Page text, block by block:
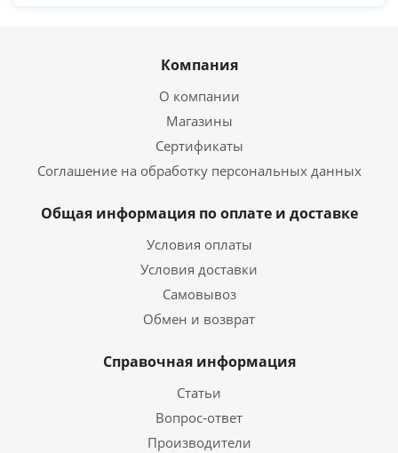
Компания
О компании
Магазины
Сертификаты
Соглашение на обработку персональных данных
Общая информация по оплате и доставке
Условия оплаты
Условия доставки
Самовывоз
Обмен и возврат
Справочная информация
Статьи
Вопрос-ответ
Производители